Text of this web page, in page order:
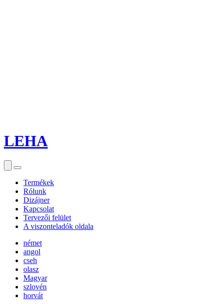
LEHA
Termékek
Rólunk
Dizájner
Kapcsolat
Tervezői felület
A viszonteladók oldala
német
angol
cseh
olasz
Magyar
szlovén
horvát